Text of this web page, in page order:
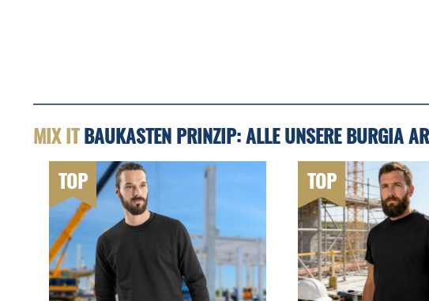
MIX ITBAUKASTEN PRINZIP: ALLE UNSERE BURGIA
TOP
TOP